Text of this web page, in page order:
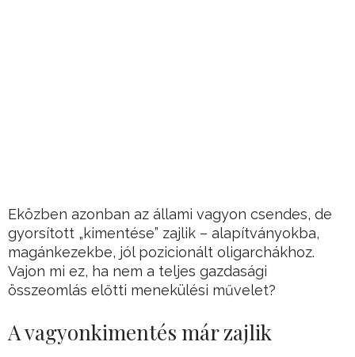
Eközben azonban az állami vagyon csendes, de
gyorsított „kimentése” zajlik – alapítványokba,
magánkezekbe, jól pozicionált oligarchákhoz.
Vajon mi ez, ha nem a teljes gazdasági
összeomlás előtti menekülési művelet?
A vagyonkimentés már zajlik